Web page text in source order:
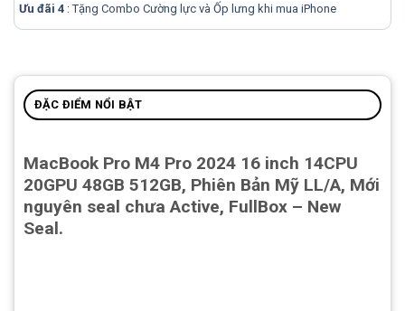
Ưu đãi 4 : Tặng Combo Cường lực và Ốp lưng khi mua iPhone
ĐẶC ĐIỂM NỔI BẬT
MacBook Pro M4 Pro 2024 16 inch 14CPU
20GPU 48GB 512GB, Phiên Bản Mỹ LL/A, Mới
nguyên seal chưa Active, FullBox – New
Seal.